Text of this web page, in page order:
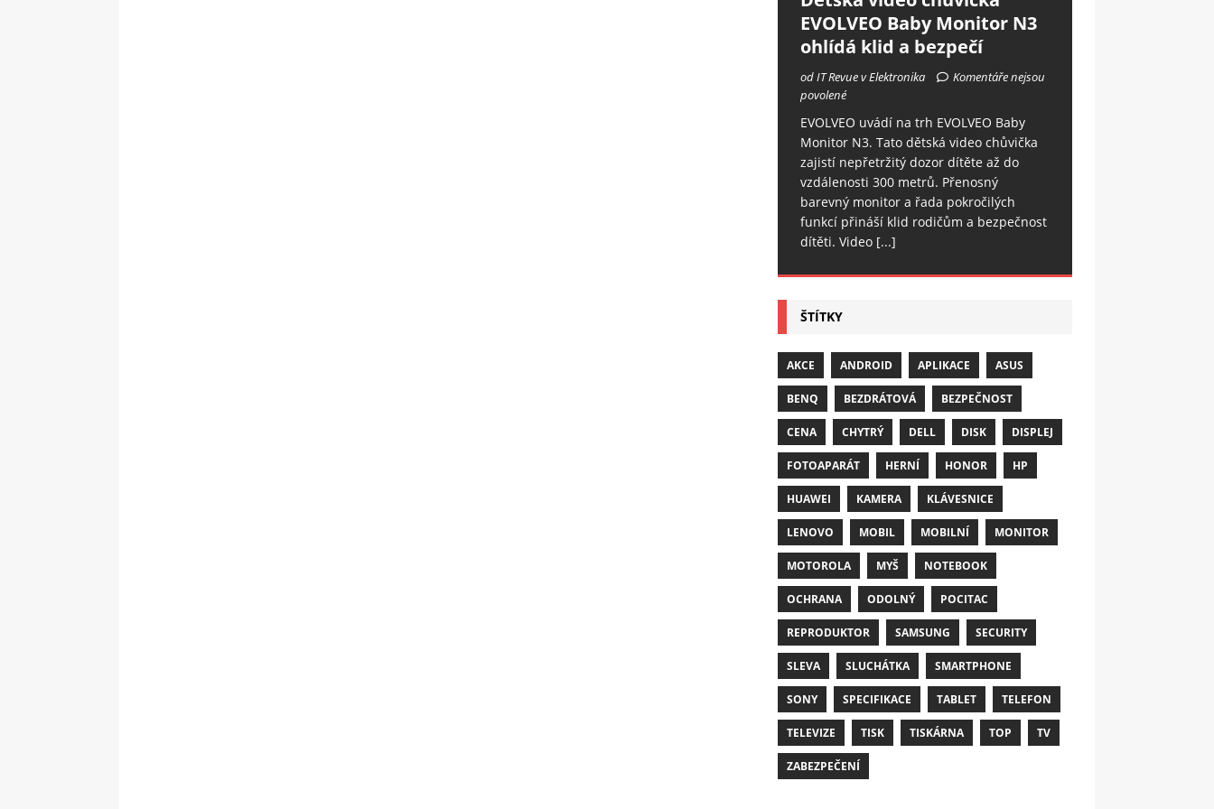
EVOLVEO Baby Monitor N3
ohlídá klid a bezpečí
od IT Revue v Elektronika
Komentáře nejsou
povolené
EVOLVEO uvádí na trh EVOLVEO Baby
Monitor N3. Tato dětská video chůvička
zajistí nepřetržitý dozor dítěte až do
vzdálenosti 300 metrů. Přenosný
barevný monitor a řada pokročilých
funkcí přináší klid rodičům a bezpečnost
dítěti. Video [...]
ŠTÍTKY
AKCE ANDROID APLIKACE ASUS
BENQ BEZDRÁTOVÁ BEZPEČNOST
CENA CHYTRÝ DELL DISK DISPLEJ
FOTOAPARÁT HERNÍ HONOR HP
HUAWEI KAMERA KLÁVESNICE
LENOVO MOBIL MOBILNÍ MONITOR
MOTOROLA MYŠ NOTEBOOK
OCHRANA ODOLNÝ POCITAC
REPRODUKTOR SAMSUNG SECURITY
SLEVA SLUCHÁTKA SMARTPHONE
SONY SPECIFIKACE TABLET TELEFON
TELEVIZE TISK TISKÁRNA TOP TV
ZABEZPEČENÍ